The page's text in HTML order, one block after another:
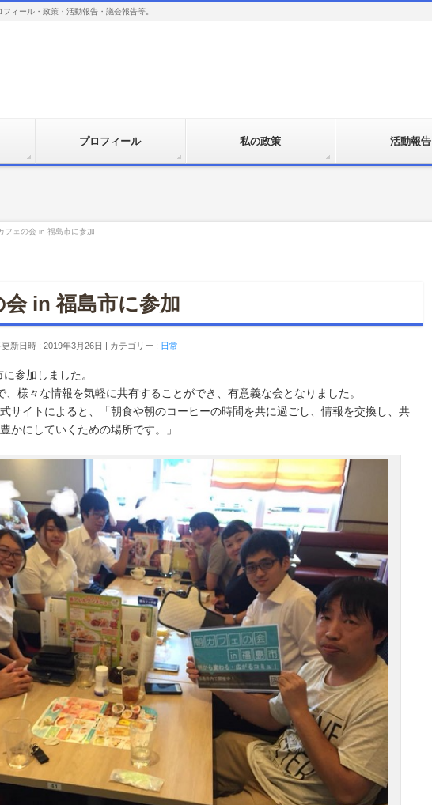
ィール・政策・活動報告・議会報告等。
プロフィール 私の政策 活動報告
フェの会 in 福島市に参加
in 福島市に参加
新日時 : 2019年3月26日 カテゴリー : 日常
参加しました。
、様々な情報を気軽に共有することができ、有意義な会となりました。
サイトによると、「朝食や朝のコーヒーの時間を共に過ごし、情報を交換し、共
かにしていくための場所です。」